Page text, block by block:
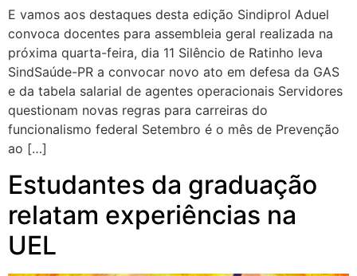
E vamos aos destaques desta edição Sindiprol Aduel
convoca docentes para assembleia geral realizada na
próxima quarta-feira, dia 11 Silêncio de Ratinho leva
SindSaúde-PR a convocar novo ato em defesa da GAS
e da tabela salarial de agentes operacionais Servidores
questionam novas regras para carreiras do
funcionalismo federal Setembro é o mês de Prevenção
ao […]
Estudantes da graduação
relatam experiências na
UEL